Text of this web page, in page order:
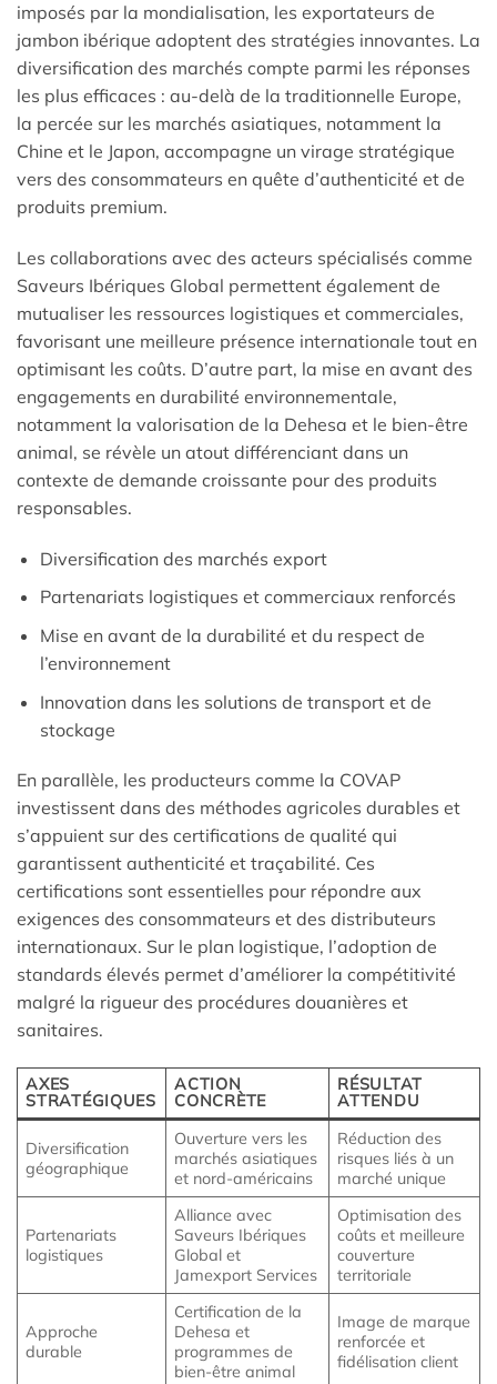
imposés par la mondialisation, les exportateurs de
jambon ibérique adoptent des stratégies innovantes. La
diversification des marchés compte parmi les réponses
les plus efficaces : au-delà de la traditionnelle Europe,
la percée sur les marchés asiatiques, notamment la
Chine et le Japon, accompagne un virage stratégique
vers des consommateurs en quête d’authenticité et de
produits premium.
Les collaborations avec des acteurs spécialisés comme
Saveurs Ibériques Global permettent également de
mutualiser les ressources logistiques et commerciales,
favorisant une meilleure présence internationale tout en
optimisant les coûts. D’autre part, la mise en avant des
engagements en durabilité environnementale,
notamment la valorisation de la Dehesa et le bien-être
animal, se révèle un atout différenciant dans un
contexte de demande croissante pour des produits
responsables.
Diversification des marchés export
Partenariats logistiques et commerciaux renforcés
Mise en avant de la durabilité et du respect de
l’environnement
Innovation dans les solutions de transport et de
stockage
En parallèle, les producteurs comme la COVAP
investissent dans des méthodes agricoles durables et
s’appuient sur des certifications de qualité qui
garantissent authenticité et traçabilité. Ces
certifications sont essentielles pour répondre aux
exigences des consommateurs et des distributeurs
internationaux. Sur le plan logistique, l’adoption de
standards élevés permet d’améliorer la compétitivité
malgré la rigueur des procédures douanières et
sanitaires.
AXES
STRATÉGIQUES
ACTION
CONCRÈTE
RÉSULTAT
ATTENDU
Diversification
géographique
Ouverture vers les
marchés asiatiques
et nord-américains
Réduction des
risques liés à un
marché unique
Partenariats
logistiques
Alliance avec
Saveurs Ibériques
Global et
Jamexport Services
Optimisation des
coûts et meilleure
couverture
territoriale
Approche
durable
Certification de la
Dehesa et
programmes de
bien-être animal
Image de marque
renforcée et
fidélisation client